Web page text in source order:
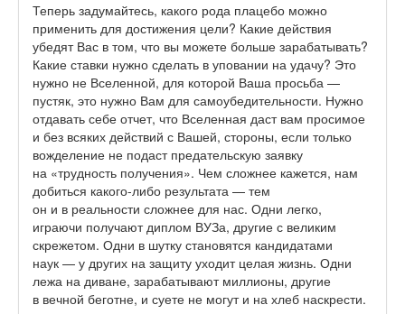
Теперь задумайтесь, какого рода плацебо можно
применить для достижения цели? Какие действия
убедят Вас в том, что вы можете больше зарабатывать?
Какие ставки нужно сделать в уповании на удачу? Это
нужно не Вселенной, для которой Ваша просьба —
пустяк, это нужно Вам для самоубедительности. Нужно
отдавать себе отчет, что Вселенная даст вам просимое
и без всяких действий с Вашей, стороны, если только
вожделение не подаст предательскую заявку
на «трудность получения». Чем сложнее кажется, нам
добиться какого-либо результата — тем
он и в реальности сложнее для нас. Одни легко,
играючи получают диплом ВУЗа, другие с великим
скрежетом. Одни в шутку становятся кандидатами
наук — у других на защиту уходит целая жизнь. Одни
лежа на диване, зарабатывают миллионы, другие
в вечной беготне, и суете не могут и на хлеб наскрести.